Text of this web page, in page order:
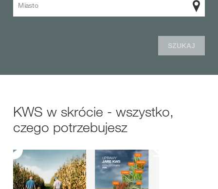
Miasto
SZUKAJ
KWS w skrócie - wszystko,
czego potrzebujesz